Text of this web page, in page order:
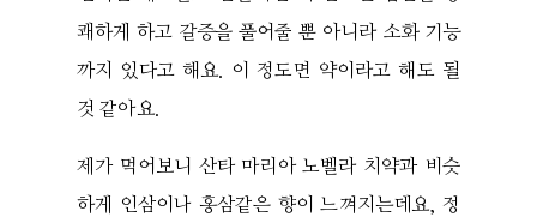
쾌하게 하고 갈증을 풀어줄 뿐 아니라 소화 기능
까지 있다고 해요. 이 정도면 약이라고 해도 될
것 같아요.
제가 먹어보니 산타 마리아 노벨라 치약과 비슷
하게 인삼이나 홍삼같은 향이 느껴지는데요, 정